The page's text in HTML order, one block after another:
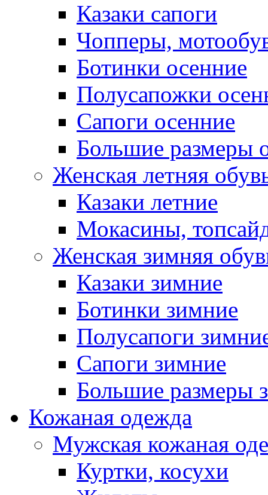
Казаки сапоги
Чопперы,
Ботинки осенние
Полусапожки
Сапоги осенние
Большие размеры
Женская летняя
Казаки летние
Мокасины,
Женская зимняя
Казаки зимние
Ботинки зимние
Полусапоги
Сапоги зимние
Большие размеры
Кожаная одежда
Мужская кожаная
Куртки, косухи